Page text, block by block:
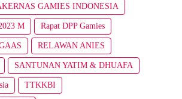
GAMIES INDONESIA
M Rapat DPP Gamies
RELAWAN ANIES
SANTUNAN YATIM & DHUAFA
TTKKBI